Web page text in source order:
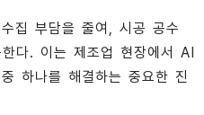
집 부담을 줄여, 시공 공수
다. 이는 제조업 현장에서 AI
하나를 해결하는 중요한 진